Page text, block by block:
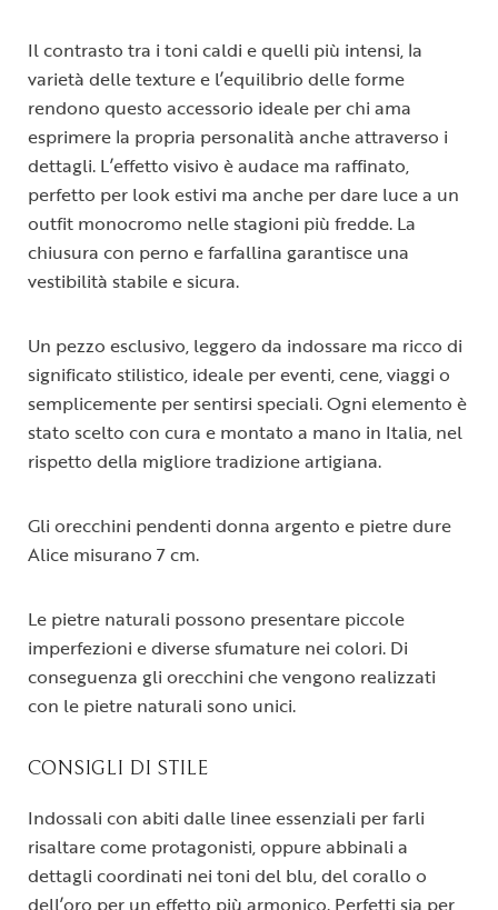
Il contrasto tra i toni caldi e quelli più intensi, la
varietà delle texture e l’equilibrio delle forme
rendono questo accessorio ideale per chi ama
esprimere la propria personalità anche attraverso i
dettagli. L’effetto visivo è audace ma raffinato,
perfetto per look estivi ma anche per dare luce a un
outfit monocromo nelle stagioni più fredde. La
chiusura con perno e farfallina garantisce una
vestibilità stabile e sicura.
Un pezzo esclusivo, leggero da indossare ma ricco di
significato stilistico, ideale per eventi, cene, viaggi o
semplicemente per sentirsi speciali. Ogni elemento è
stato scelto con cura e montato a mano in Italia, nel
rispetto della migliore tradizione artigiana.
Gli orecchini pendenti donna argento e pietre dure
Alice misurano 7 cm.
Le pietre naturali possono presentare piccole
imperfezioni e diverse sfumature nei colori. Di
conseguenza gli orecchini che vengono realizzati
con le pietre naturali sono unici.
CONSIGLI DI STILE
Indossali con abiti dalle linee essenziali per farli
risaltare come protagonisti, oppure abbinali a
dettagli coordinati nei toni del blu, del corallo o
dell’oro per un effetto più armonico. Perfetti sia per